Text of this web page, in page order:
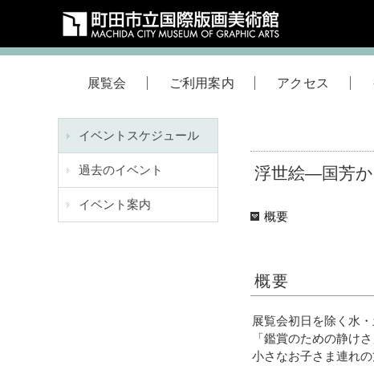
展覧会 ご利用案内 アクセス
イベントスケジュール
過去のイベント
イベント案内
浮世絵―国芳
概要
概要
展覧会初日を除く水
「鑑賞のための静け
小さなお子さま連れ